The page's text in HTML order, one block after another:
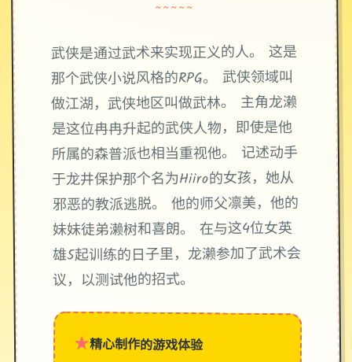
~~~~~
武侠是通过武术来实现正义的人。 这是
那个武侠小说风格的RPG。 武侠领域叫
做江湖，武侠地区叫做武林。 主角龙濑
是这位冉冉升起的武侠人物，即使是他
所属的森普派也相当重视他。 记述动手
于龙井保护那个名为Hiiro的女孩，她从
邪恶的教派逃脱。 他的师父凛美，他的
妹妹徒弟濑树和喜朗。 在与这4位女英
雄5起训练的日子里，龙濑参加了武术会
议，以测试他的招式。
★精心制作的游戏体验